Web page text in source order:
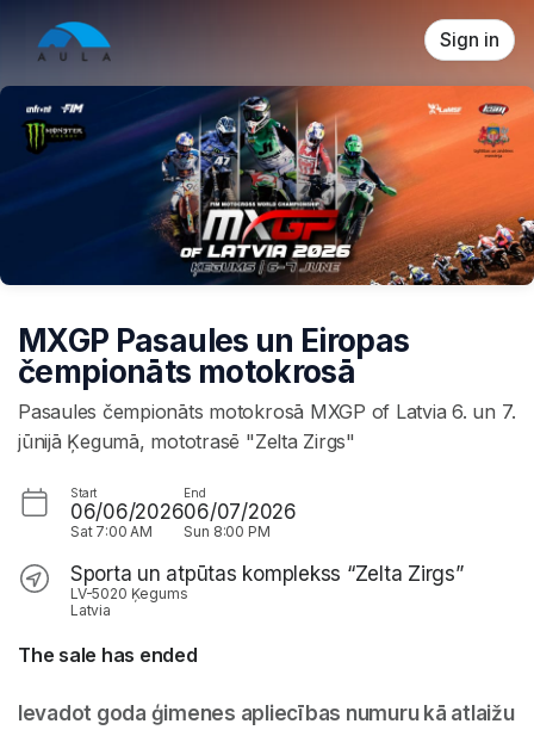
Sign in
MXGP Pasaules un Eiropas
čempionāts motokrosā
Pasaules čempionāts motokrosā MXGP of Latvia 6. un 7.
jūnijā Ķegumā, mototrasē "Zelta Zirgs"
Start
06/06/2026
Sat 7:00 AM
End
06/07/2026
Sun 8:00 PM
Sporta un atpūtas komplekss “Zelta Zirgs”
LV-5020 Ķegums
Latvia
The sale has ended
Ievadot goda ģimenes apliecības numuru kā atlaižu